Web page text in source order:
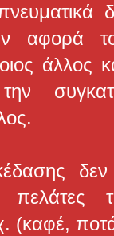
αφορά
άλλος
(καφέ,